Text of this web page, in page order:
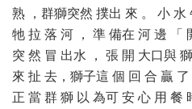
熟 ，群獅突然 撲出 來 。 小
牠 拉 落 河 ， 準 備在 河 邊 「
突 然 冒 出水 ， 張 開 大口與
來 扯 去，獅子這 個 回 合 贏 了
正 當 群 獅 以 為可 安 心 用 餐